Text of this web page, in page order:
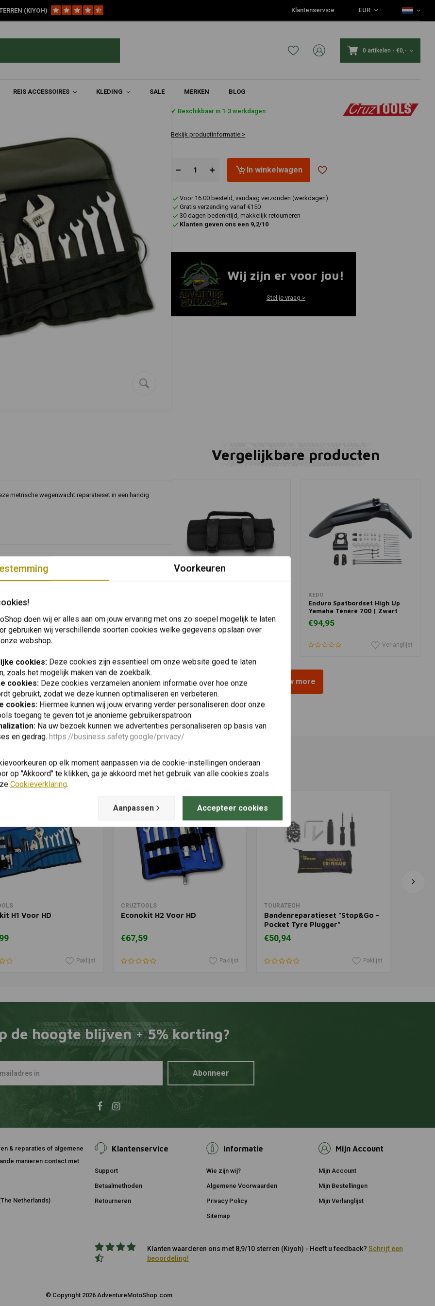
(KIYOH) Klantenservice EUR
0 artikelen - €0,-
REIS ACCESSOIRES KLEDING SALE MERKEN BLOG
Gereedschapsset
€124,81
✔ Beschikbaar in 1-3 werkdagen
Bekijk productinformatie >
In winkelwagen
Voor 16:00 besteld, vandaag verzonden (werkdagen)
Gratis verzending vanaf €150
30 dagen bedenktijd, makkelijk retourneren
Klanten geven ons een 9,2/10
Wij zijn er voor jou!
Stel je vraag >
metrische wegenwacht reparatieset in een handig
Vergelijkbare producten
€115,93
KEDO
Enduro Spatbordset High Up
Yamaha Ténéré 700 | Zwart
€94,95
Verlanglijst
View more
Vergelijkbare producten
In winkelwagen
H1 Voor HD
Paklijst
In winkelwagen
CRUZTOOLS
Econokit H2 Voor HD
€67,59
Paklijst
In winkelwagen
TOURATECH
Bandenreparatieset "Stop&Go -
Pocket Tyre Plugger"
€50,94
Paklijst
de hoogte blijven + 5% korting?
Abonneer
& reparaties of algemene
manieren contact met
Netherlands)
Klantenservice
Support
Betaalmethoden
Retourneren
Informatie
Wie zijn wij?
Algemene Voorwaarden
Privacy Policy
Sitemap
Mijn Account
Mijn Account
Mijn Bestellingen
Mijn Verlanglijst
Klanten waarderen ons met 8,9/10 sterren (Kiyoh) - Heeft u feedback? Schrijf een
beoordeling!
© Copyright 2026 AdventureMotoShop.com
Voorkeuren
doen wij er alles aan om jouw ervaring met ons zo soepel mogelijk te laten
gebruiken wij verschillende soorten cookies welke gegevens opslaan over
webshop.
cookies: Deze cookies zijn essentieel om onze website goed te laten
zoals het mogelijk maken van de zoekbalk.
cookies: Deze cookies verzamelen anoniem informatie over hoe onze
gebruikt, zodat we deze kunnen optimaliseren en verbeteren.
cookies: Hiermee kunnen wij jouw ervaring verder personaliseren door onze
toegang te geven tot je anonieme gebruikerspatroon.
Na uw bezoek kunnen we advertenties personaliseren op basis van
en gedrag. https://business.safety.google/privacy/
op elk moment aanpassen via de cookie-instellingen onderaan
op "Akkoord" te klikken, ga je akkoord met het gebruik van alle cookies zoals
Cookieverklaring.
Aanpassen Accepteer cookies